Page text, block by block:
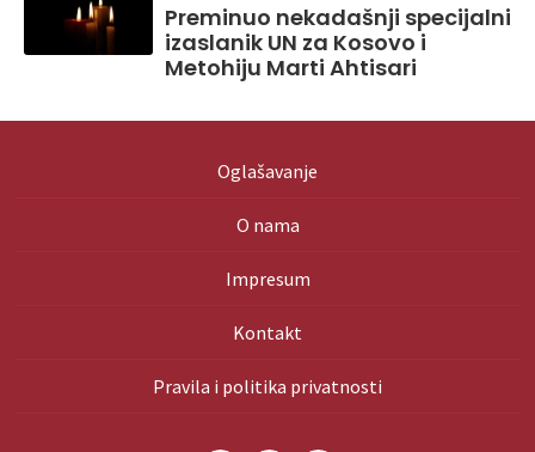
Preminuo nekadašnji specijalni
izaslanik UN za Kosovo i
Metohiju Marti Ahtisari
Oglašavanje
O nama
Impresum
Kontakt
Pravila i politika privatnosti